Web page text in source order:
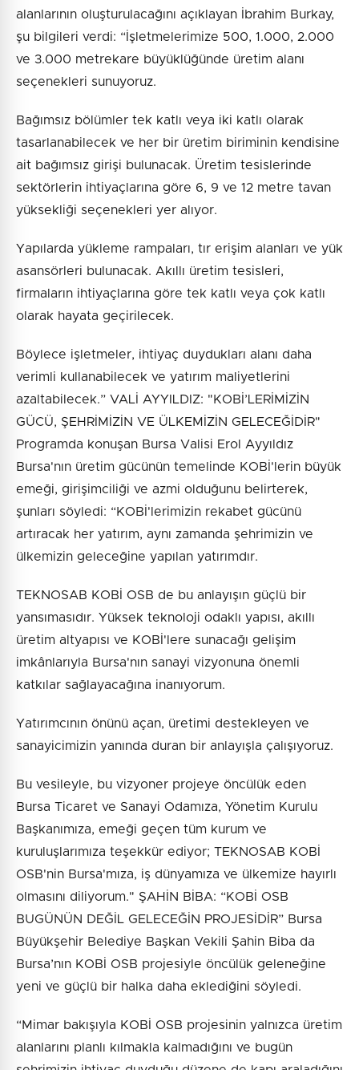
alanlarının oluşturulacağını açıklayan İbrahim Burkay,
şu bilgileri verdi: “İşletmelerimize 500, 1.000, 2.000
ve 3.000 metrekare büyüklüğünde üretim alanı
seçenekleri sunuyoruz.
Bağımsız bölümler tek katlı veya iki katlı olarak
tasarlanabilecek ve her bir üretim biriminin kendisine
ait bağımsız girişi bulunacak. Üretim tesislerinde
sektörlerin ihtiyaçlarına göre 6, 9 ve 12 metre tavan
yüksekliği seçenekleri yer alıyor.
Yapılarda yükleme rampaları, tır erişim alanları ve yük
asansörleri bulunacak. Akıllı üretim tesisleri,
firmaların ihtiyaçlarına göre tek katlı veya çok katlı
olarak hayata geçirilecek.
Böylece işletmeler, ihtiyaç duydukları alanı daha
verimli kullanabilecek ve yatırım maliyetlerini
azaltabilecek.” VALİ AYYILDIZ: "KOBİ’LERİMİZİN
GÜCÜ, ŞEHRİMİZİN VE ÜLKEMİZİN GELECEĞİDİR"
Programda konuşan Bursa Valisi Erol Ayyıldız
Bursa'nın üretim gücünün temelinde KOBİ'lerin büyük
emeği, girişimciliği ve azmi olduğunu belirterek,
şunları söyledi: “KOBİ'lerimizin rekabet gücünü
artıracak her yatırım, aynı zamanda şehrimizin ve
ülkemizin geleceğine yapılan yatırımdır.
TEKNOSAB KOBİ OSB de bu anlayışın güçlü bir
yansımasıdır. Yüksek teknoloji odaklı yapısı, akıllı
üretim altyapısı ve KOBİ'lere sunacağı gelişim
imkânlarıyla Bursa'nın sanayi vizyonuna önemli
katkılar sağlayacağına inanıyorum.
Yatırımcının önünü açan, üretimi destekleyen ve
sanayicimizin yanında duran bir anlayışla çalışıyoruz.
Bu vesileyle, bu vizyoner projeye öncülük eden
Bursa Ticaret ve Sanayi Odamıza, Yönetim Kurulu
Başkanımıza, emeği geçen tüm kurum ve
kuruluşlarımıza teşekkür ediyor; TEKNOSAB KOBİ
OSB'nin Bursa'mıza, iş dünyamıza ve ülkemize hayırlı
olmasını diliyorum." ŞAHİN BİBA: “KOBİ OSB
BUGÜNÜN DEĞİL GELECEĞİN PROJESİDİR” Bursa
Büyükşehir Belediye Başkan Vekili Şahin Biba da
Bursa’nın KOBİ OSB projesiyle öncülük geleneğine
yeni ve güçlü bir halka daha eklediğini söyledi.
“Mimar bakışıyla KOBİ OSB projesinin yalnızca üretim
alanlarını planlı kılmakla kalmadığını ve bugün